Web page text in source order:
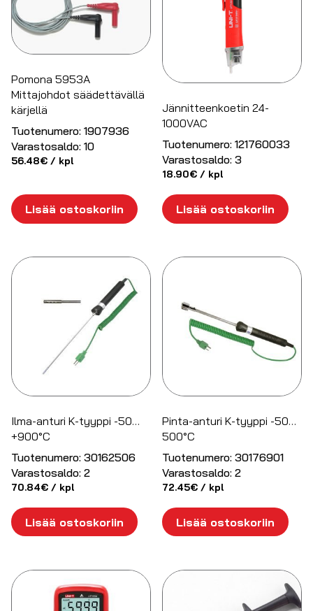
Pomona 5953A
Mittajohdot säädettävällä
kärjellä
Tuotenumero: 1907936
Varastosaldo: 10
56.48€ / kpl
Lisää ostoskoriin
Jännitteenkoetin 24-
1000VAC
Tuotenumero: 121760033
Varastosaldo: 3
18.90€ / kpl
Lisää ostoskoriin
Ilma-anturi K-tyyppi -50…
+900°C
Tuotenumero: 30162506
Varastosaldo: 2
70.84€ / kpl
Lisää ostoskoriin
Pinta-anturi K-tyyppi -50…
500°C
Tuotenumero: 30176901
Varastosaldo: 2
72.45€ / kpl
Lisää ostoskoriin